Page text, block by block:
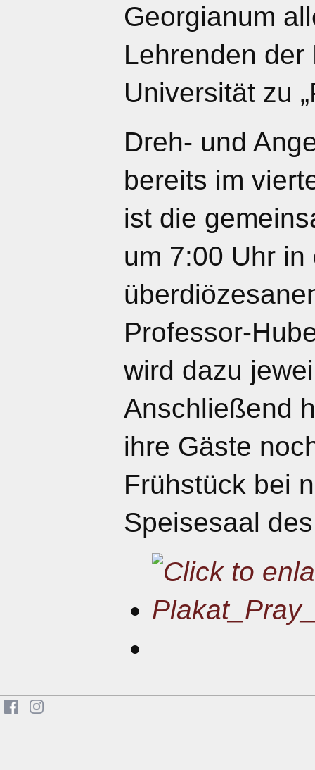
Georgianum
Lehrenden
Universität zu
Dreh- und
bereits im
ist die
um 7:00 Uhr
Professor-
wird dazu
Anschließend
ihre Gäste
Frühstück bei
Speisesaal